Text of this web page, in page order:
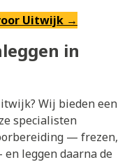
Uitwijk →
in
Wij bieden een
specialisten
— frezen,
leggen daarna de